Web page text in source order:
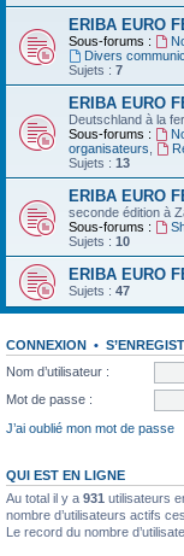
ERIBA EURO
Sous-forums :
Divers
Sujets : 7
ERIBA EURO
Sous-forums :
organisateurs
Sujets : 13
ERIBA EURO
seconde édition à
Sous-forums :
Sujets : 10
ERIBA EURO
Sujets : 47
CONNEXION •
Nom d’utilisateur :
Mot de passe :
J’ai oublié mon mot de passe
QUI EST EN LIGNE
Au total il y a 931 utilisateurs
nombre d’utilisateurs actifs
Le record du nombre